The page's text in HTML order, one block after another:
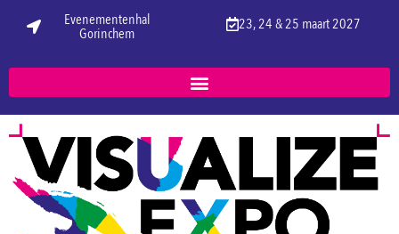
Evenementenhal
Gorinchem
23, 24 & 25 maart 2027